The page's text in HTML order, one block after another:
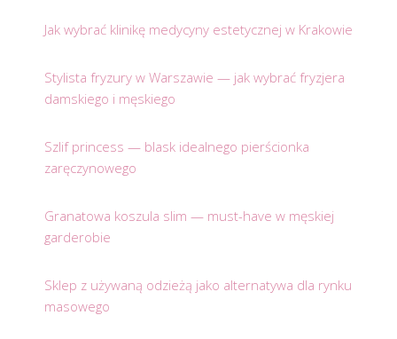
Jak wybrać klinikę medycyny estetycznej w Krakowie
Stylista fryzury w Warszawie — jak wybrać fryzjera
damskiego i męskiego
Szlif princess — blask idealnego pierścionka
zaręczynowego
Granatowa koszula slim — must-have w męskiej
garderobie
Sklep z używaną odzieżą jako alternatywa dla rynku
masowego